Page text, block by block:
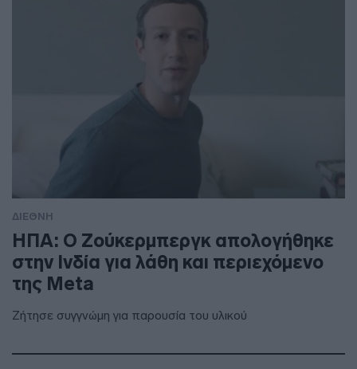
ΔΙΕΘΝΗ
ΗΠΑ: Ο Ζούκερμπεργκ απολογήθηκε
στην Ινδία για λάθη και περιεχόμενο
της Meta
Ζήτησε συγγνώμη για παρουσία του υλικού